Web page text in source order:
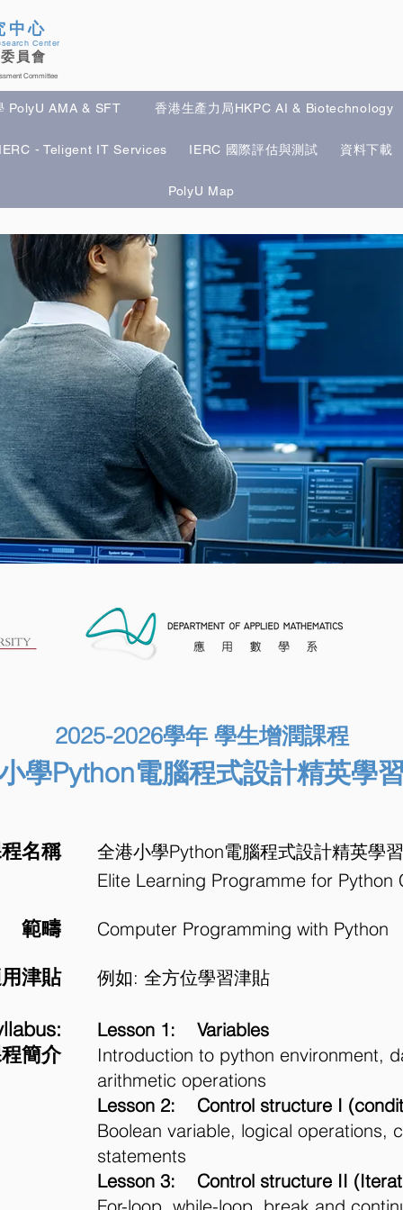
中心
Center
員會
Committee
AMA & SFT 香港生產力局HKPC AI & Biotechnology 英
PolyU AMA & SFT 香港生產力局HKPC AI & Biotechnology
- Teligent IT Services IERC 國際評估與測試 資料下載
PolyU Map
2025-2026學年 學生增潤課程
學Python電腦程式設計精英學
名稱
範疇
津貼
簡介
全港小學Python電腦程式設計精英學
Elite Learning Programme for Python
Computer Programming with Python
例如: 全方位學習津貼
Lesson 1: Variables
Introduction to python environment,
arithmetic operations
Lesson 2: Control structure I
Boolean variable, logical operations,
statements
Lesson 3: Control structure II